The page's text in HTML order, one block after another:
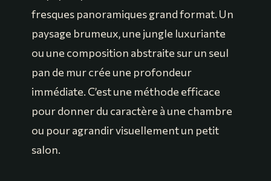
fresques panoramiques grand format. Un
paysage brumeux, une jungle luxuriante
ou une composition abstraite sur un seul
pan de mur crée une profondeur
immédiate. C’est une méthode efficace
pour donner du caractère à une chambre
ou pour agrandir visuellement un petit
salon.